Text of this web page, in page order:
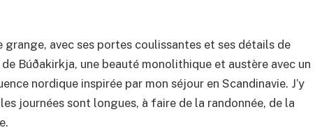
grange, avec ses portes coulissantes et ses détails de
Búðakirkja, une beauté monolithique et austère avec un
nordique inspirée par mon séjour en Scandinavie. J’y
journées sont longues, à faire de la randonnée, de la